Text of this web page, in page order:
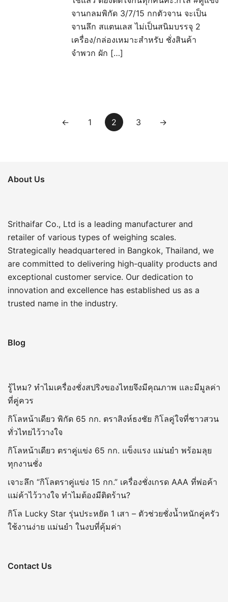
จานกลมพิกัด 3/7/15 กกตัวจาน จะเป็น
จานลึก สแตนเลส ไม่เป็นสนิมบรรจุ 2
เครื่อง/กล่องเหมาะสำหรับ ชั่งสินค้า
จำพวก ผัก […]
← 1 2 3 →
About Us
Srithaifar Co., Ltd is a leading manufacturer and
retailer of various types of weighing scales.
Strategically headquartered in Bangkok, Thailand, we
are committed to delivering high-quality products and
exceptional customer service. Our dedication to
innovation and excellence has established us as a
trusted name in the industry.
Blog
รู้ไหม? ทำไมเครื่องชั่งสปริงของไทยจึงมีคุณภาพ และมีมูลค่า
ที่คู่ควร
กิโลหน้าเดียว พิกัด 65 กก. ตราสิงห์ธงชัย กิโลคู่ใจที่ชาวสวน
ทั่วไทยไว้วางใจ
กิโลหน้าเดียว ตราคู่แข่ง 65 กก. แข็งแรง แม่นยำ พร้อมลุย
ทุกงานชั่ง
เจาะลึก “กิโลตราคู่แข่ง 15 กก.” เครื่องชั่งเกรด AAA ที่พ่อค้า
แม่ค้าไว้วางใจ ทำไมต้องมีติดร้าน?
กิโล Lucky Star รุ่นประหยัด 1 เสา – ตัวช่วยชั่งน้ำหนักคู่ครัว
ใช้งานง่าย แม่นยำ ในงบที่คุ้มค่า
Contact Us